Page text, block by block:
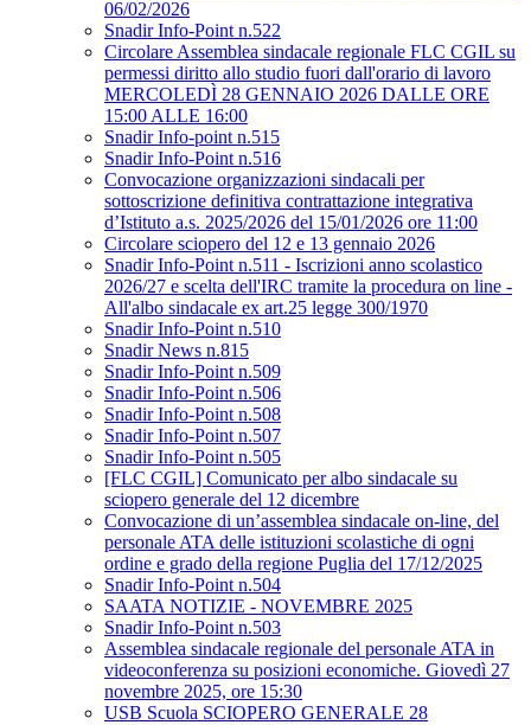
06/02/2026
Snadir Info-Point n.522
Circolare Assemblea sindacale regionale FLC CGIL su
permessi diritto allo studio fuori dall'orario di lavoro
MERCOLEDÌ 28 GENNAIO 2026 DALLE ORE
15:00 ALLE 16:00
Snadir Info-point n.515
Snadir Info-Point n.516
Convocazione organizzazioni sindacali per
sottoscrizione definitiva contrattazione integrativa
d’Istituto a.s. 2025/2026 del 15/01/2026 ore 11:00
Circolare sciopero del 12 e 13 gennaio 2026
Snadir Info-Point n.511 - Iscrizioni anno scolastico
2026/27 e scelta dell'IRC tramite la procedura on line -
All'albo sindacale ex art.25 legge 300/1970
Snadir Info-Point n.510
Snadir News n.815
Snadir Info-Point n.509
Snadir Info-Point n.506
Snadir Info-Point n.508
Snadir Info-Point n.507
Snadir Info-Point n.505
[FLC CGIL] Comunicato per albo sindacale su
sciopero generale del 12 dicembre
Convocazione di un’assemblea sindacale on-line, del
personale ATA delle istituzioni scolastiche di ogni
ordine e grado della regione Puglia del 17/12/2025
Snadir Info-Point n.504
SAATA NOTIZIE - NOVEMBRE 2025
Snadir Info-Point n.503
Assemblea sindacale regionale del personale ATA in
videoconferenza su posizioni economiche. Giovedì 27
novembre 2025, ore 15:30
USB Scuola SCIOPERO GENERALE 28